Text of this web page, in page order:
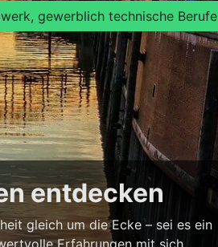
gewerblich technische Berufe
entdecken
gleich um die Ecke – sei es ein